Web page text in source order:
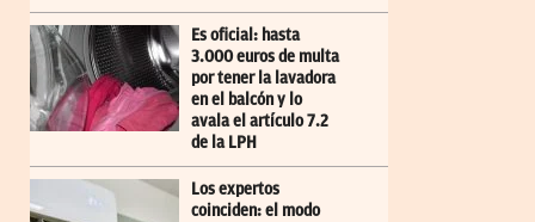
Es oficial: hasta
3.000 euros de multa
por tener la lavadora
en el balcón y lo
avala el artículo 7.2
de la LPH
Los expertos
coinciden: el modo